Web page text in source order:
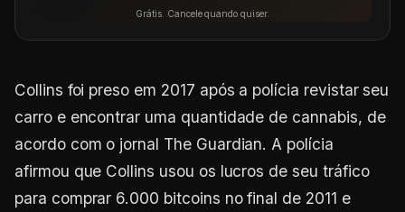
Grátis. Cancele quando quiser.
Collins foi preso em 2017 após a polícia revistar seu
carro e encontrar uma quantidade de cannabis, de
acordo com o jornal The Guardian. A polícia
afirmou que Collins usou os lucros de seu tráfico
para comprar 6.000 bitcoins no final de 2011 e